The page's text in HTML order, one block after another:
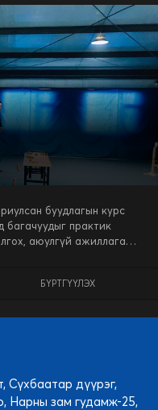
буудлагын курс
багачуудыг практик
аюулгүй ажиллагаа,
БҮРТГҮҮЛЭХ
Сүхбаатар дүүрэг,
Нарны зам гудамж-25,